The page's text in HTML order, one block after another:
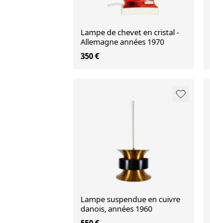
Lampe de chevet en cristal -
Allemagne années 1970
350 €
Lampe suspendue en cuivre
danois, années 1960